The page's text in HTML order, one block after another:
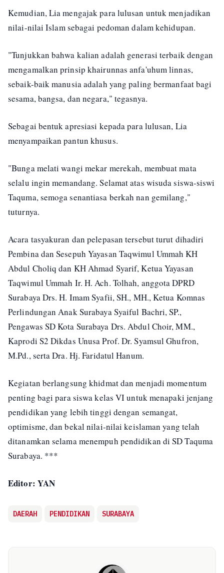
Kemudian, Lia mengajak para lulusan untuk menjadikan
nilai-nilai Islam sebagai pedoman dalam kehidupan.
"Tunjukkan bahwa kalian adalah generasi terbaik dengan
mengamalkan prinsip khairunnas anfa'uhum linnas,
sebaik-baik manusia adalah yang paling bermanfaat bagi
sesama, bangsa, dan negara," tegasnya.
Sebagai bentuk apresiasi kepada para lulusan, Lia
menyampaikan pantun khusus.
"Bunga melati wangi mekar merekah, membuat mata
selalu ingin memandang. Selamat atas wisuda siswa-siswi
Taquma, semoga senantiasa berkah nan gemilang,"
tuturnya.
Acara tasyakuran dan pelepasan tersebut turut dihadiri
Pembina dan Sesepuh Yayasan Taqwimul Ummah KH
Abdul Choliq dan KH Ahmad Syarif, Ketua Yayasan
Taqwimul Ummah Ir. H. Ach. Tolhah, anggota DPRD
Surabaya Drs. H. Imam Syafii, SH., MH., Ketua Komnas
Perlindungan Anak Surabaya Syaiful Bachri, SP.,
Pengawas SD Kota Surabaya Drs. Abdul Choir, MM.,
Kaprodi S2 Dikdas Unusa Prof. Dr. Syamsul Ghufron,
M.Pd., serta Dra. Hj. Faridatul Hanum.
Kegiatan berlangsung khidmat dan menjadi momentum
penting bagi para siswa kelas VI untuk menapaki jenjang
pendidikan yang lebih tinggi dengan semangat,
optimisme, dan bekal nilai-nilai keislaman yang telah
ditanamkan selama menempuh pendidikan di SD Taquma
Surabaya. ***
Editor: YAN
DAERAH PENDIDIKAN SURABAYA